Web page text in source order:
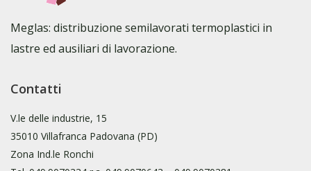
Meglas: distribuzione semilavorati termoplastici in
lastre ed ausiliari di lavorazione.
Contatti
V.le delle industrie, 15
35010 Villafranca Padovana (PD)
Zona Ind.le Ronchi